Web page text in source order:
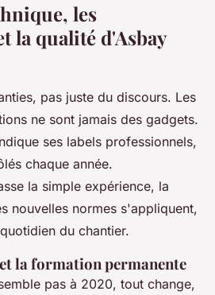
les
la qualité d'Asbay
pas juste du discours. Les
ne sont jamais des gadgets.
ses labels professionnels,
chaque année.
la simple expérience, la
nouvelles normes s'appliquent,
du chantier.
la formation permanente
pas à 2020, tout change,